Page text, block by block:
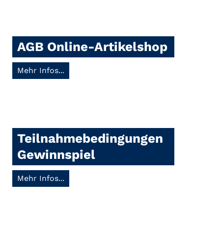
AGB Online-Artikelshop
Mehr Infos...
Teilnahmebedingungen
Gewinnspiel
Mehr Infos...